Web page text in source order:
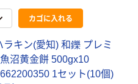
カゴに入れる
ラキン(愛知) 和鑠 プレミ
沼黄金餅 500gx10
1セット(10個)